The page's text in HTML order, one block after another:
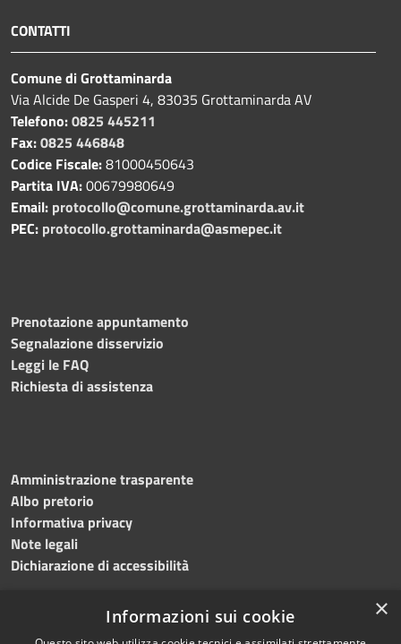
CONTATTI
Comune di Grottaminarda
Via Alcide De Gasperi 4, 83035 Grottaminarda AV
Telefono:0825 445211
Fax:0825 446848
Codice Fiscale:81000450643
Partita IVA:00679980649
Email: protocollo@comune.grottaminarda.av.it
PEC: protocollo.grottaminarda@asmepec.it
Prenotazione appuntamento
Segnalazione disservizio
Leggi le FAQ
Richiesta di assistenza
Amministrazione trasparente
Albo pretorio
Informativa privacy
Note legali
Dichiarazione di accessibilità
×
Informazioni sui cookie